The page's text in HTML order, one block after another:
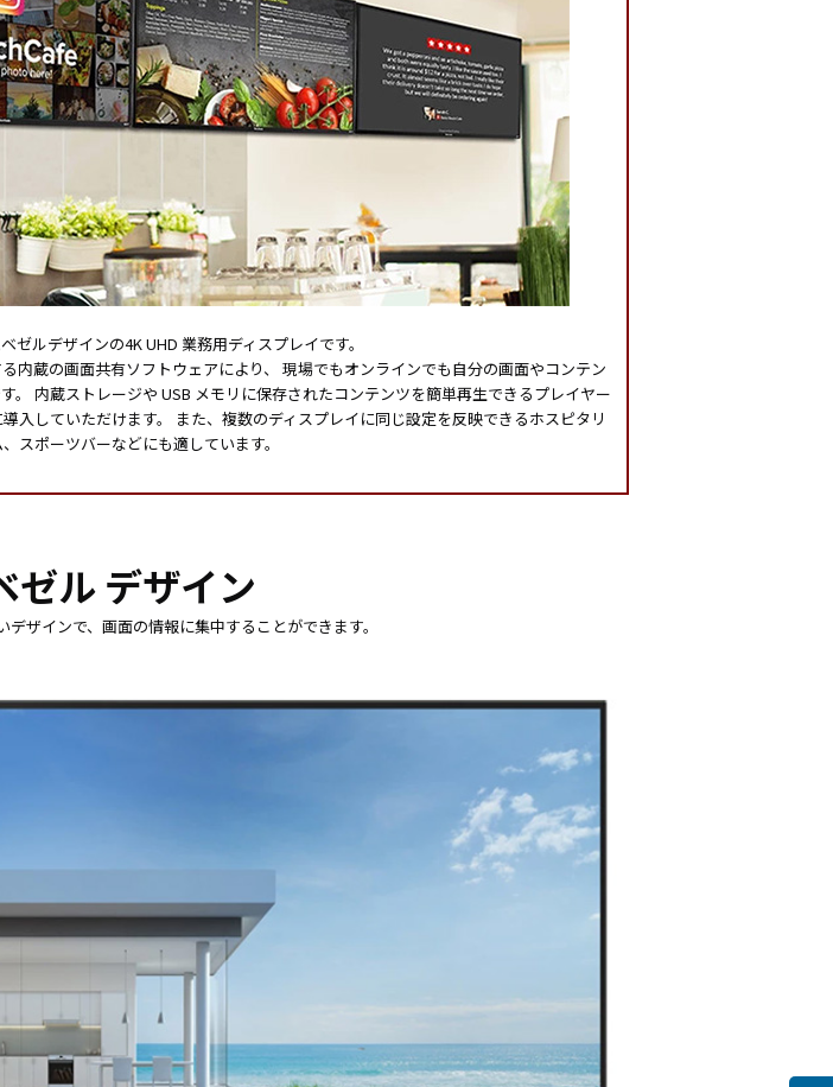
タブレッ
ト純正オ
プション
業務効率
化アプリ
イザー」
サポート
支援アプ
リ「ログ
送信アプ
MDMアプ
リ
「Tablet
Control」
デジタル
ボード／
電子黒板
プロジェ
ト・デジ
タルサイ
ネージ
SALE
ーク
機器
導入
保守
キッ
け
DX
ソリ
ショ
ンサ
ービ
ス
法人
サー
法人
製品
ゼルデザインの4K UHD 業務用ディスプレイです。
内蔵の画面共有ソフトウェアにより、 現場でもオンラインでも自分の画面やコンテン
。 内蔵ストレージや USB メモリに保存されたコンテンツを簡単再生できるプレイヤー
入していただけます。 また、複数のディスプレイに同じ設定を反映できるホスピタリ
スポーツバーなどにも適しています。
ゼル デザイン
ザインで、画面の情報に集中することができます。